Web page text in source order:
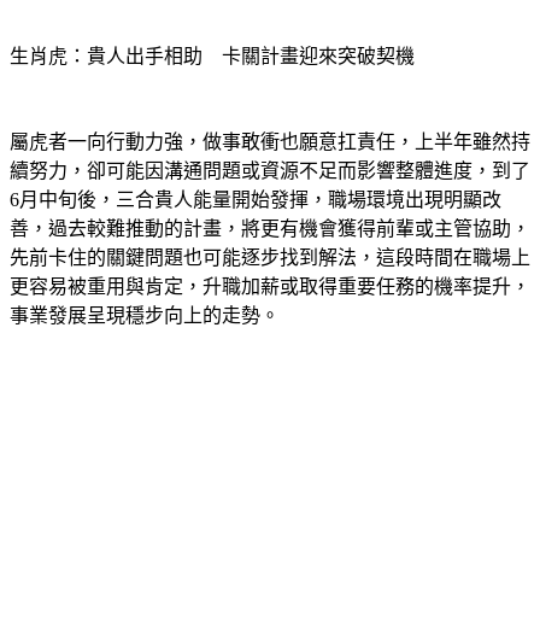
生肖虎：貴人出手相助　卡關計畫迎來突破契機
屬虎者一向行動力強，做事敢衝也願意扛責任，上半年雖然持
續努力，卻可能因溝通問題或資源不足而影響整體進度，到了
6月中旬後，三合貴人能量開始發揮，職場環境出現明顯改
善，過去較難推動的計畫，將更有機會獲得前輩或主管協助，
先前卡住的關鍵問題也可能逐步找到解法，這段時間在職場上
更容易被重用與肯定，升職加薪或取得重要任務的機率提升，
事業發展呈現穩步向上的走勢。